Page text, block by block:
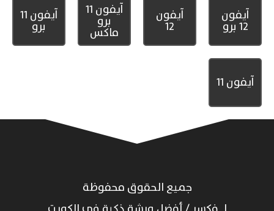
آيفون
12 برو
آيفون
12
آيفون 11
برو
ماكس
آيفون 11
برو
آيفون 11
جميع الحقوق محفوظة